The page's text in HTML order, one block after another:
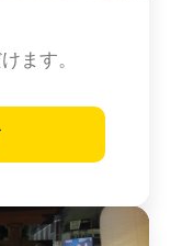
ます。